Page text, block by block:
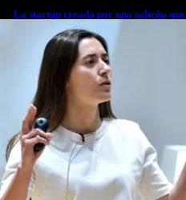
La startup creada por una salteña que
busca resolver el estrés financiero en
Latinoamérica